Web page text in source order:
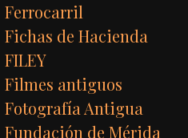
Ferrocarril
Fichas de Hacienda
FILEY
Filmes antiguos
Fotografía Antigua
Fundación de Mérida